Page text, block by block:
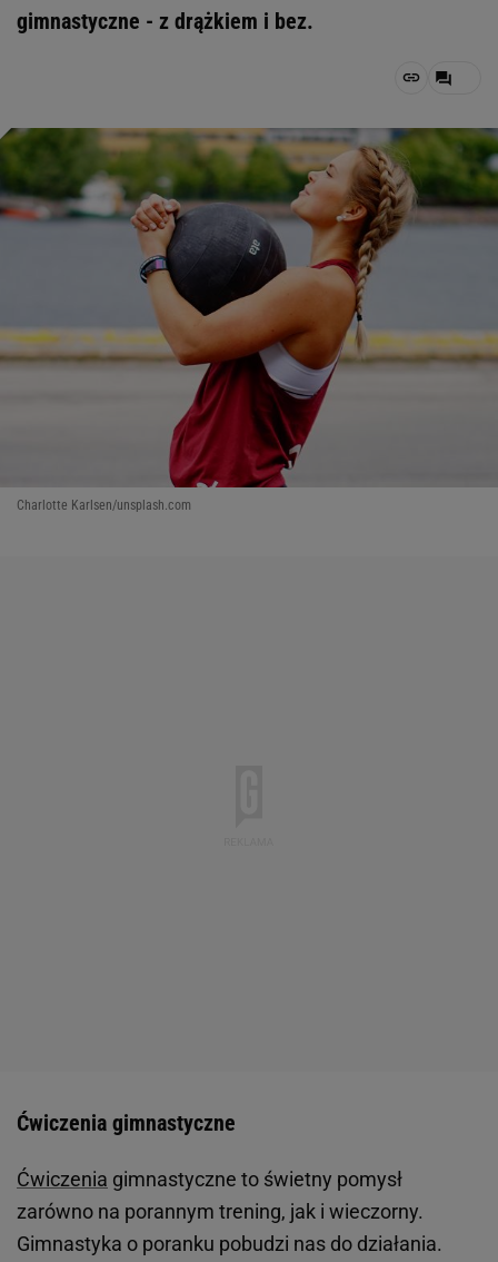
gimnastyczne - z drążkiem i bez.
Charlotte Karlsen/unsplash.com
Ćwiczenia gimnastyczne
Ćwiczenia gimnastyczne to świetny pomysł
zarówno na porannym trening, jak i wieczorny.
Gimnastyka o poranku pobudzi nas do działania.